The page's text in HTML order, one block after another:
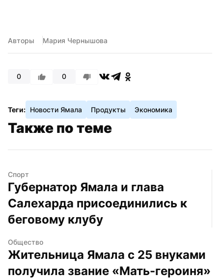
Авторы Мария Чернышова
0 0
Теги: Новости Ямала Продукты Экономика
Также по теме
Спорт
Губернатор Ямала и глава
Салехарда присоединились к
беговому клубу
Общество
Жительница Ямала с 25 внуками
получила звание «Мать-героиня»